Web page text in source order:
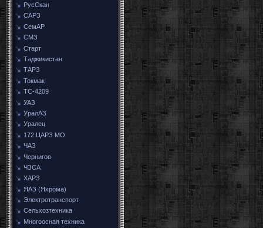
РусСкан
САРЗ
СемАР
СМЗ
Старт
Таджикистан
ТАРЗ
Токмак
ТС-4209
УАЗ
УралАЗ
Уралец
172 ЦАРЗ МО
ЧАЗ
Чернигов
ЧЗСА
ХАРЗ
ЯАЗ (Яхрома)
Электротранспорт
Сельхозтехника
Многоосная техника